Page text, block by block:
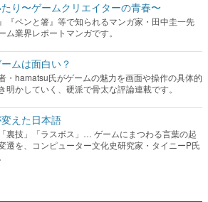
り〜ゲームクリエイターの青春〜
『ペンと箸』等で知られるマンガ家・田中圭一先
ム業界レポートマンガです。
ムは面白い？
・hamatsu氏がゲームの魅力を画面や操作の具体的
明かしていく、硬派で骨太な評論連載です。
えた日本語
裏技」「ラスボス」… ゲームにまつわる言葉の起
遷を、コンピューター文化史研究家・タイニーP氏